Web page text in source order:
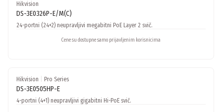
Hikvision
DS-3E0326P-E/M(C)
24-portni (24+2) neupravljivi megabitni PoE Layer 2 svič.
Cene su dostupne samo prijavljenim korisnicima
Hikvision Pro Series
DS-3E0505HP-E
4-portni (4+1) neupravljivi gigabitni Hi-PoE svič.